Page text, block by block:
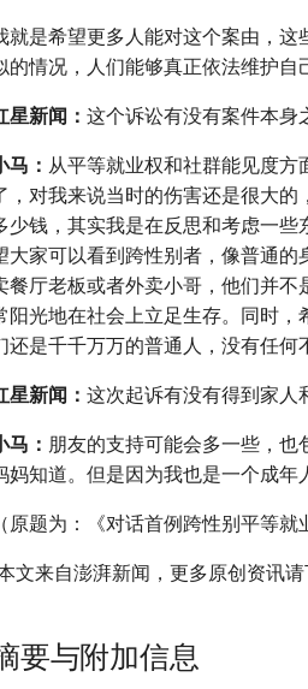
就是希望更多人能对这个案由，
的情况，人们能够真正依法维护自
星新闻： 这个诉讼有没有案件本身
马： 从平等就业权和社群能见度
，对我来说当时的伤害还是很大
少钱，其实我是在反思和考虑一
大家可以看到跨性别者，像普通
餐厅老板或者外卖小哥，他们并
阳光地在社会上立足生存。同时
还是千千万万的普通人，没有任何
星新闻： 这次起诉有没有得到家人
马： 朋友的支持可能会多一些，
妈知道。但是因为我也是一个成年
（原题为：《对话首例跨性别平等
文来自澎湃新闻，更多原创资讯请
要与附加信息